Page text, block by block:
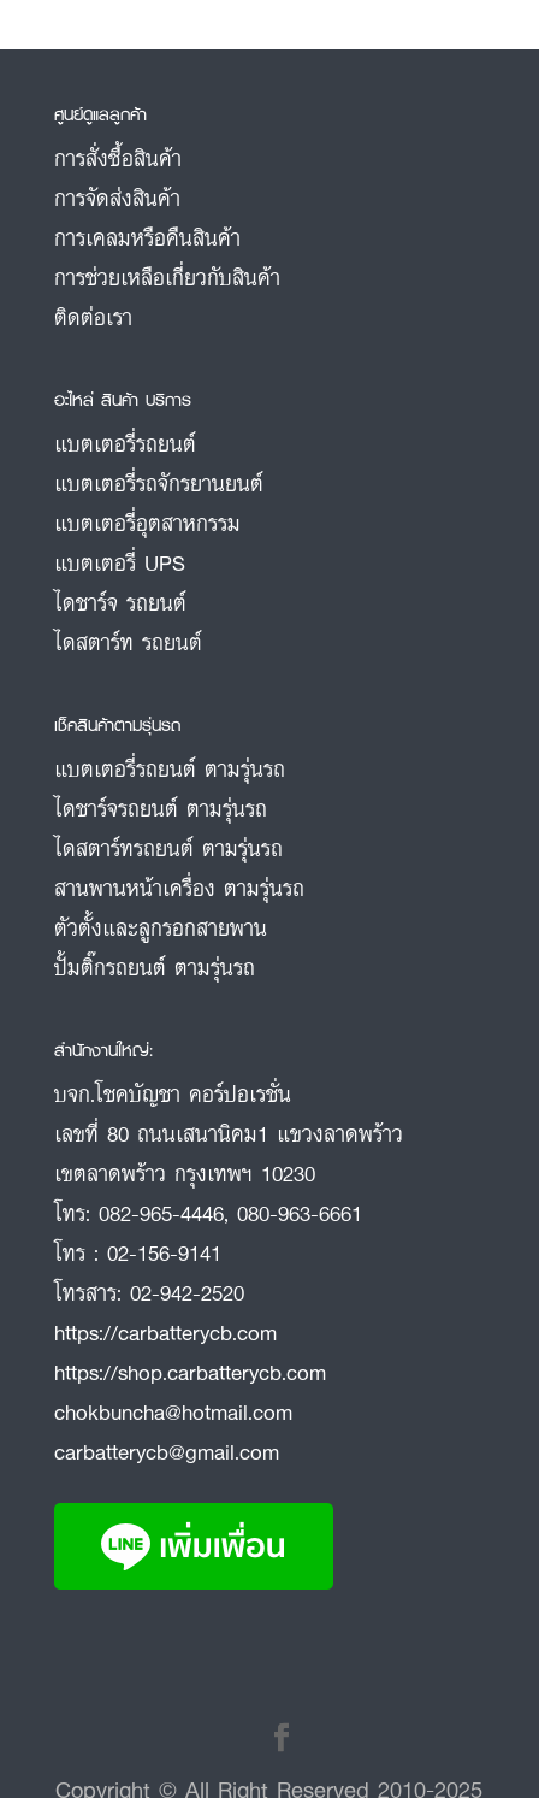
ศูนย์ดูแลลูกค้า
การสั่งซื้อสินค้า
การจัดส่งสินค้า
การเคลมหรือคืนสินค้า
การช่วยเหลือเกี่ยวกับสินค้า
ติดต่อเรา
อะไหล่ สินค้า บริการ
แบตเตอรี่รถยนต์
แบตเตอรี่รถจักรยานยนต์
แบตเตอรี่อุตสาหกรรม
แบตเตอรี่ UPS
ไดชาร์จ รถยนต์
ไดสตาร์ท รถยนต์
เช็คสินค้าตามรุ่นรถ
แบตเตอรี่รถยนต์ ตามรุ่นรถ
ไดชาร์จรถยนต์ ตามรุ่นรถ
ไดสตาร์ทรถยนต์ ตามรุ่นรถ
สานพานหน้าเครื่อง ตามรุ่นรถ
ตัวตั้งและลูกรอกสายพาน
ปั้มติ๊กรถยนต์ ตามรุ่นรถ
สำนักงานใหญ่:
บจก.โชคบัญชา คอร์ปอเรชั่น
เลขที่ 80 ถนนเสนานิคม1 แขวงลาดพร้าว
เขตลาดพร้าว กรุงเทพฯ 10230
โทร: 082-965-4446, 080-963-6661
โทร : 02-156-9141
โทรสาร: 02-942-2520
https://carbatterycb.com
https://shop.carbatterycb.com
chokbuncha@hotmail.com
carbatterycb@gmail.com
Copyright © All Right Reserved 2010-2025